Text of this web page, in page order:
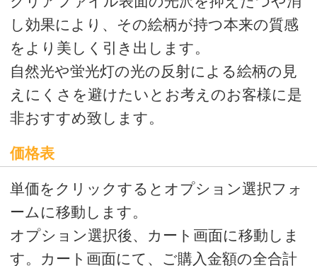
単価をクリックするとオプション選択フォ
ームに移動します。
オプション選択後、カート画面に移動しま
す。カート画面にて、ご購入金額の全合計
ご確認後、商品の追加、商品の購入、見積
書発行へお進みください。
校正価格表
本番印刷前にイメージを確認されたい方
はこちら
※校正は、量産を必ずご注文いただける
方のみご注文いただける商品です。
量産枚数が確定されている方は、量産